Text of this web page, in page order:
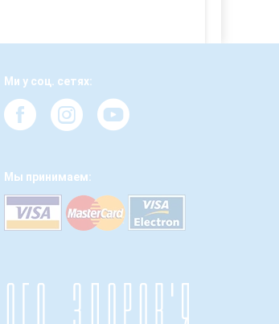
Ми у соц. сетях:
Мы принимаем: